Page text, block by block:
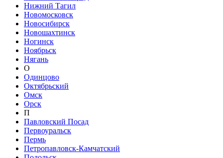
Нижний Тагил
Новомосковск
Новосибирск
Новошахтинск
Ногинск
Ноябрьск
Нягань
О
Одинцово
Октябрьский
Омск
Орск
П
Павловский Посад
Первоуральск
Пермь
Петропавловск-Камчатский